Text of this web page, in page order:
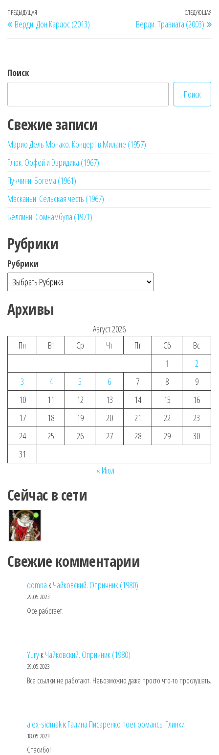
Навигация
по
Предыдущая
запись
ПРЕДЫДУЩАЯ
Верди. Дон Карлос (2013)
СЛЕДУЮЩАЯ
Верди. Травиата (2003)
Поиск
Поиск
Свежие записи
Марио Дель Монако. Концерт в Милане (1957)
Глюк. Орфей и Эвридика (1967)
Пуччини. Богема (1961)
Масканьи. Сельская честь (1967)
Беллини. Сомнамбула (1971)
Рубрики
Рубрики
Архивы
Август 2026
Пн
Вт Ср Чт Пт Сб
Вс
1
2
3
4 5 6 7 8
9
10
11 12 13 14 15
16
17
18 19 20 21 22
23
24
25 26 27 28 29
30
31
« Июл
Сейчас в сети
Свежие комментарии
domna кЧайковский. Опричник (1980)
29.05.2023
Фсе работает.
YuryкЧайковский. Опричник (1980)
29.05.2023
Все ссылки не работают. Невозможно даже просто что-то прослушать.
alex-sidmakкГалина Писаренко поет романсы Глинки
18.05.2023
Спасибо!